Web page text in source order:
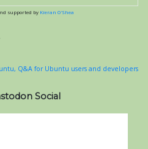
supported by Kieran O'Shea
Social